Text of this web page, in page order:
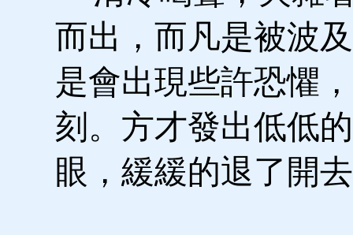
而出，而凡是被波
是會出現些許恐懼
刻。方才發出低低
眼，緩緩的退了開